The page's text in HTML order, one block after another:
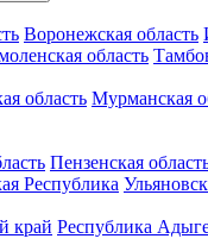
Воронежская область
область
область Мурманская
Пензенская
Республика
край Республика